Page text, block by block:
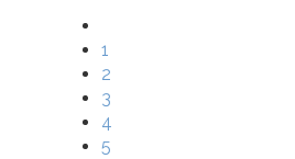
1
2
3
4
5